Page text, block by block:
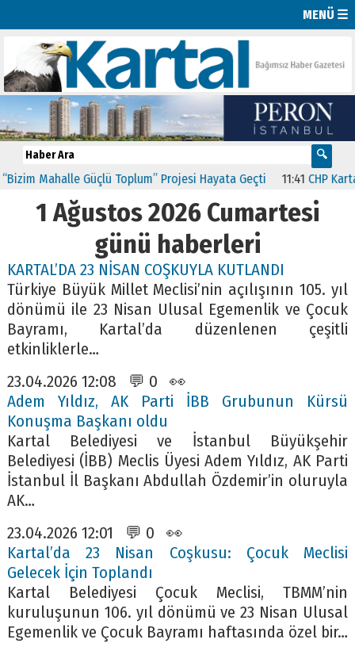
MENÜ ☰
Mahalle Güçlü Toplum” Projesi Hayata Geçti 11:41 CHP
1 Ağustos 2026 Cumartesi
günü haberleri
KARTAL’DA 23 NİSAN COŞKUYLA KUTLANDI
Türkiye Büyük Millet Meclisi’nin açılışının 105. yıl
dönümü ile 23 Nisan Ulusal Egemenlik ve Çocuk
Bayramı, Kartal’da düzenlenen çeşitli
etkinliklerle…
23.04.2026 12:08 💬 0 👀
Adem Yıldız, AK Parti İBB Grubunun Kürsü
Konuşma Başkanı oldu
Kartal Belediyesi ve İstanbul Büyükşehir
Belediyesi (İBB) Meclis Üyesi Adem Yıldız, AK Parti
İstanbul İl Başkanı Abdullah Özdemir’in oluruyla
AK…
23.04.2026 12:01 💬 0 👀
Kartal’da 23 Nisan Coşkusu: Çocuk Meclisi
Gelecek İçin Toplandı
Kartal Belediyesi Çocuk Meclisi, TBMM’nin
kuruluşunun 106. yıl dönümü ve 23 Nisan Ulusal
Egemenlik ve Çocuk Bayramı haftasında özel bir…